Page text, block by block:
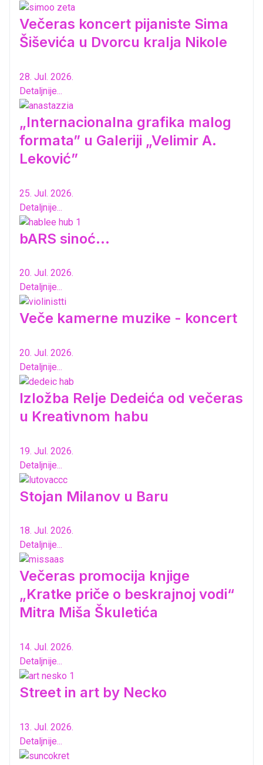
Večeras koncert pijaniste Sima
Šiševića u Dvorcu kralja Nikole
28. Jul. 2026.
Detaljnije...
„Internacionalna grafika malog
formata” u Galeriji „Velimir A.
Leković”
25. Jul. 2026.
Detaljnije...
bARS sinoć...
20. Jul. 2026.
Detaljnije...
Veče kamerne muzike - koncert
20. Jul. 2026.
Detaljnije...
Izložba Relje Dedeića od večeras
u Kreativnom habu
19. Jul. 2026.
Detaljnije...
Stojan Milanov u Baru
18. Jul. 2026.
Detaljnije...
Večeras promocija knjige
„Kratke priče o beskrajnoj vodi“
Mitra Miša Škuletića
14. Jul. 2026.
Detaljnije...
Street in art by Necko
13. Jul. 2026.
Detaljnije...